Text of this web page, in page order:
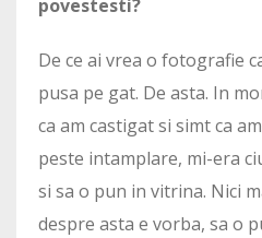
povestesti?
De ce ai vrea o fotografie
pusa pe gat. De asta. In
ca am castigat si simt ca
peste intamplare, mi-era
si sa o pun in vitrina. Nici
despre asta e vorba, sa o